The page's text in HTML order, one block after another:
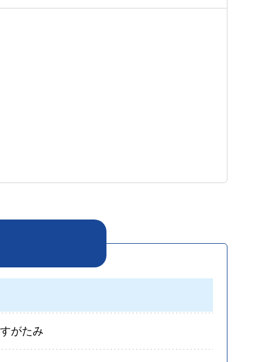
がたみ